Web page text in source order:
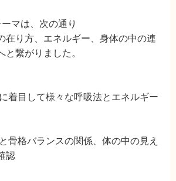
マは、次の通り
在り方、エネルギー、身体の中の連
と繋がりました。
着目して様々な呼吸法とエネルギー
骨格バランスの関係、体の中の見え
認